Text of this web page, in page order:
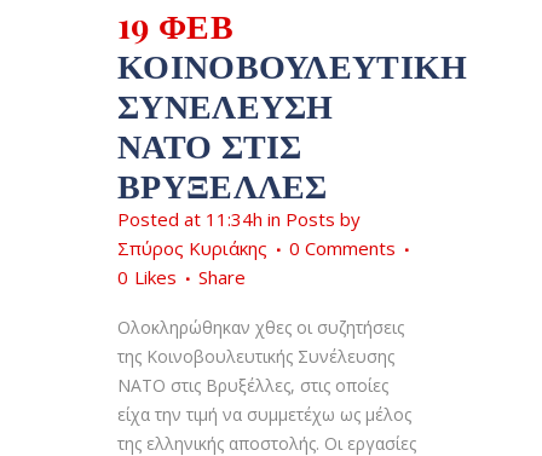
19 ΦΕΒ
ΚΟΙΝΟΒΟΥΛΕΥΤΙΚΉ
ΣΥΝΈΛΕΥΣΗ
ΝΑΤΟ ΣΤΙΣ
ΒΡΥΞΈΛΛΕΣ
Posted at 11:34h in Posts by
Σπύρος Κυριάκης
0 Comments
0 Likes Share
Ολοκληρώθηκαν χθες οι συζητήσεις
της Κοινοβουλευτικής Συνέλευσης
ΝΑΤΟ στις Βρυξέλλες, στις οποίες
είχα την τιμή να συμμετέχω ως μέλος
της ελληνικής αποστολής. Οι εργασίες